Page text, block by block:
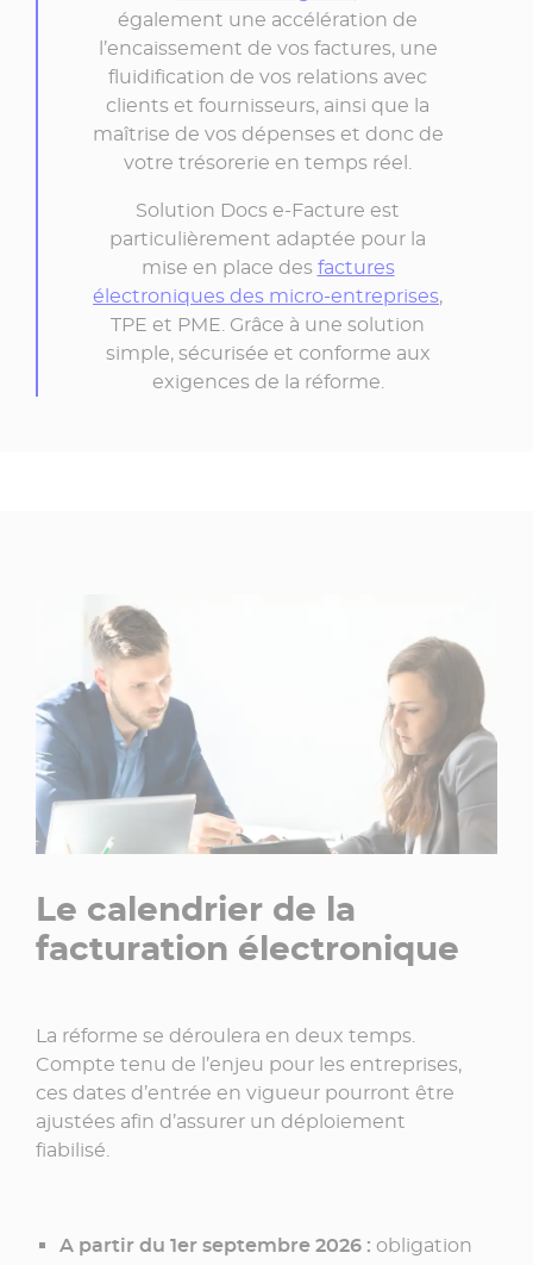
également une accélération de
l’encaissement de vos factures, une
fluidification de vos relations avec
clients et fournisseurs, ainsi que la
maîtrise de vos dépenses et donc de
votre trésorerie en temps réel.
Solution Docs e-Facture est
particulièrement adaptée pour la
mise en place des factures
électroniques des micro-entreprises,
TPE et PME. Grâce à une solution
simple, sécurisée et conforme aux
exigences de la réforme.
Le calendrier de la
facturation électronique
La réforme se déroulera en deux temps.
Compte tenu de l’enjeu pour les entreprises,
ces dates d’entrée en vigueur pourront être
ajustées afin d’assurer un déploiement
fiabilisé.
A partir du 1er septembre 2026 : obligation